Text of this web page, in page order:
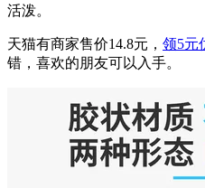
活泼。
天猫有商家售价14.8元， 领5元
错，喜欢的朋友可以入手。